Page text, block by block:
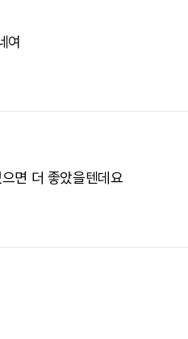
여
면 더 좋았을텐데요